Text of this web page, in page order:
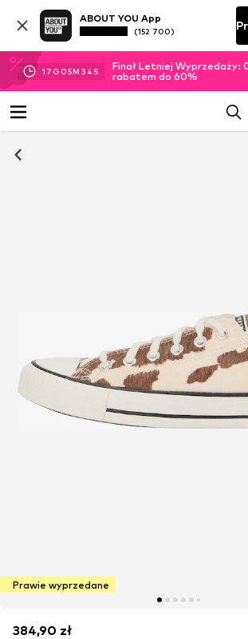
ABOUT YOU App
(152 700)
17 G 05M 33 S
Finał Letniej Wyprzedaży:
rabatem do 60%
Prawie wyprzedane
384,90 zł
384,90 zł